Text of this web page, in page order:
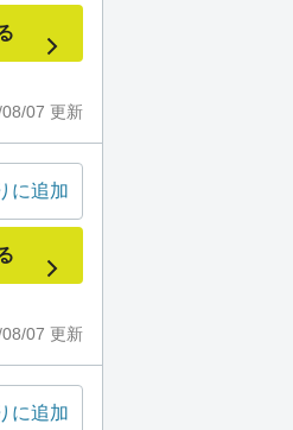
07 更新
07 更新
に追加
に追加